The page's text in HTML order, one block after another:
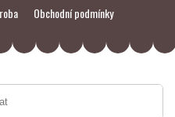
Obchodní podmínky